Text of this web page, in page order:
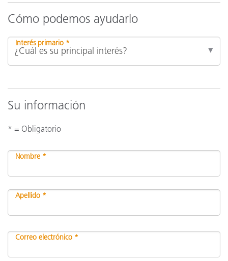
Cómo podemos ayudarlo
Interés primario *
Su información
* = Obligatorio
Nombre *
Apellido *
Correo electrónico *